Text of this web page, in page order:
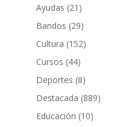
Ayudas (21)
Bandos (29)
Cultura (152)
Cursos (44)
Deportes (8)
Destacada (889)
Educación (10)